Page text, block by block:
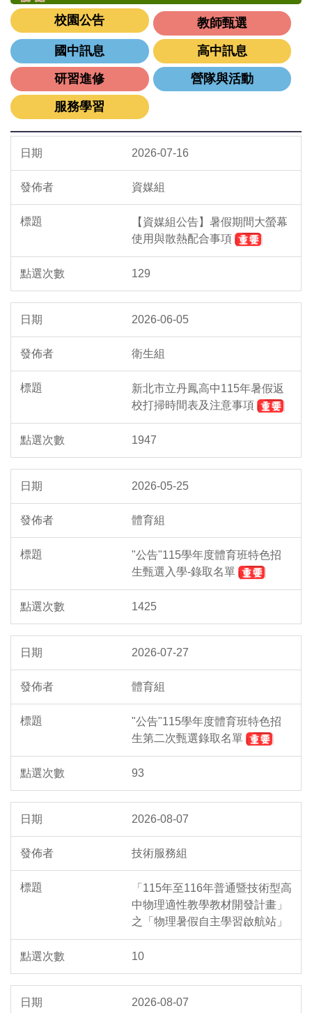
校園公告
教師甄選
國中訊息
高中訊息
研習進修
營隊與活動
服務學習
2026-07-16
資媒組
【資媒組公告】暑假期間大螢幕
使用與散熱配合事項
129
2026-06-05
衛生組
新北市立丹鳳高中115年暑假返
校打掃時間表及注意事項
1947
2026-05-25
體育組
"公告"115學年度體育班特色招
生甄選入學-錄取名單
1425
2026-07-27
體育組
"公告"115學年度體育班特色招
生第二次甄選錄取名單
93
2026-08-07
技術服務組
「115年至116年普通暨技術型高
中物理適性教學教材開發計畫」
之「物理暑假自主學習啟航站」
10
2026-08-07